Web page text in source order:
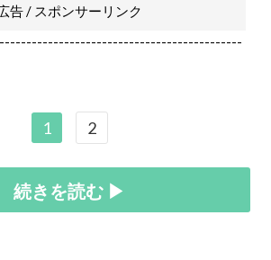
告 / スポンサーリンク
1 2
続きを読む ▶